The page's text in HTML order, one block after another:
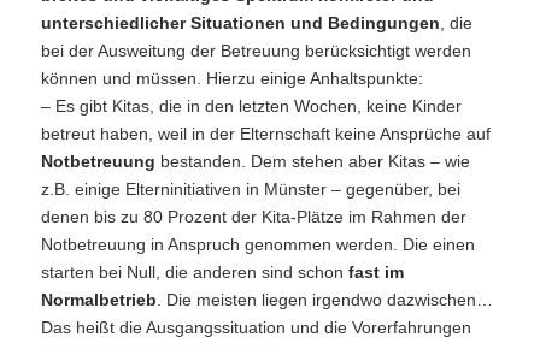
unterschiedlicher Situationen und Bedingungen , die
bei der Ausweitung der Betreuung berücksichtigt werden
können und müssen. Hierzu einige Anhaltspunkte:
– Es gibt Kitas, die in den letzten Wochen, keine Kinder
betreut haben, weil in der Elternschaft keine Ansprüche auf
Notbetreuung bestanden. Dem stehen aber Kitas – wie
z.B. einige Elterninitiativen in Münster – gegenüber, bei
denen bis zu 80 Prozent der Kita-Plätze im Rahmen der
Notbetreuung in Anspruch genommen werden. Die einen
starten bei Null, die anderen sind schon fast im
Normalbetrieb . Die meisten liegen irgendwo dazwischen…
Das heißt die Ausgangssituation und die Vorerfahrungen